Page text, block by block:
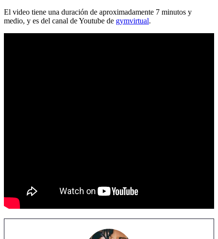
El video tiene una duración de aproximadamente 7 minutos y
medio, y es del canal de Youtube de gymvirtual.